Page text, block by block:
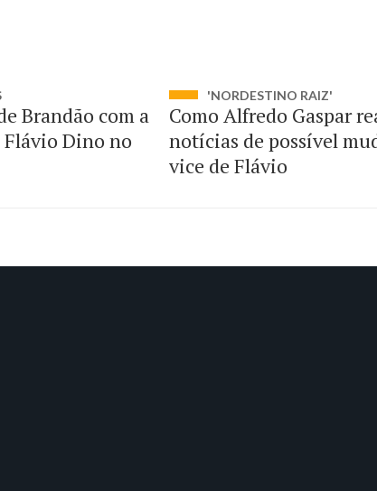
Brandão com a
Dino no
'NORDESTINO RAIZ'
Como Alfredo Gaspar
notícias de possível
vice de Flávio